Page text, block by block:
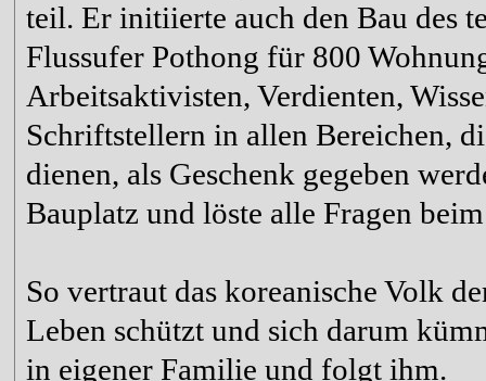
teil. Er initiierte auch den Bau des
Flussufer Pothong für 800
Arbeitsaktivisten, Verdienten,
Schriftstellern in allen Bereichen,
dienen, als Geschenk gegeben
Bauplatz und löste alle Fragen
So vertraut das koreanische Volk
Leben schützt und sich darum
in eigener Familie und folgt ihm.